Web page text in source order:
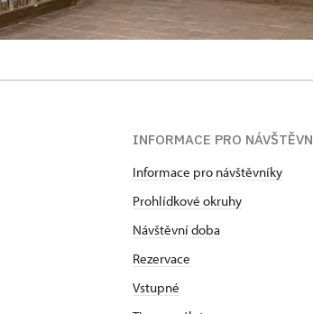
INFORMACE PRO
Informace pro návštěvníky
Prohlídkové okruhy
Návštěvní doba
Rezervace
Vstupné